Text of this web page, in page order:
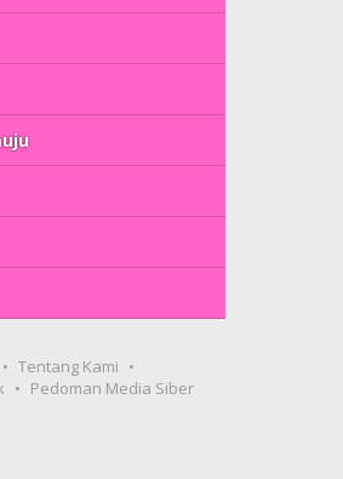
Tentang Kami
Pedoman Media Siber